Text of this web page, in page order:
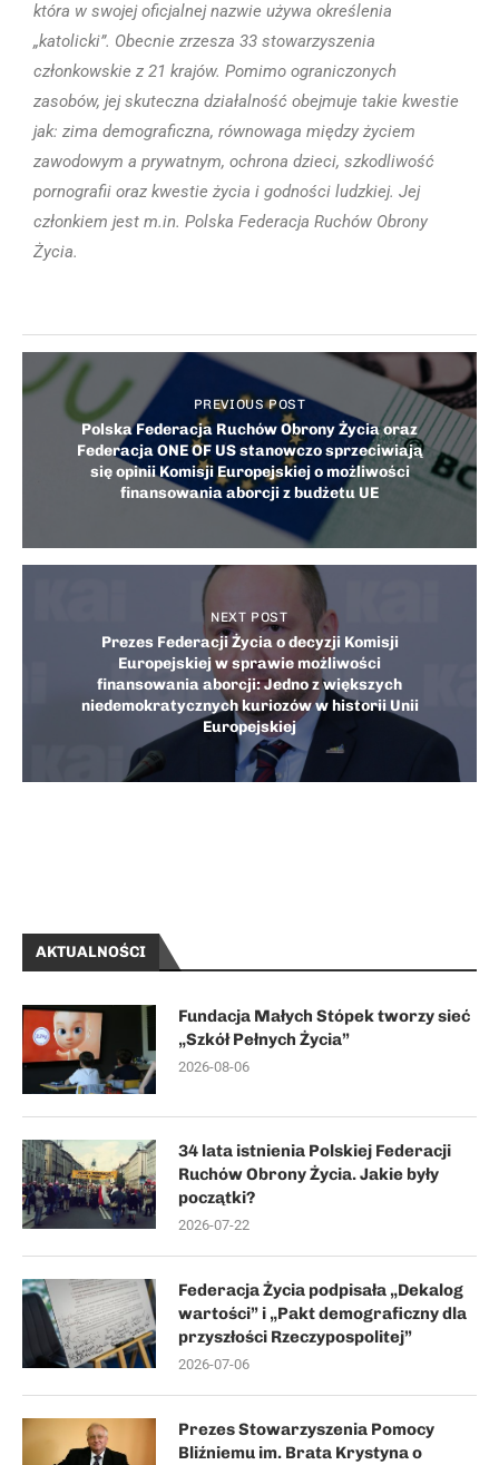
która w swojej oficjalnej nazwie używa określenia
„katolicki”. Obecnie zrzesza 33 stowarzyszenia
członkowskie z 21 krajów. Pomimo ograniczonych
zasobów, jej skuteczna działalność obejmuje takie kwestie
jak: zima demograficzna, równowaga między życiem
zawodowym a prywatnym, ochrona dzieci, szkodliwość
pornografii oraz kwestie życia i godności ludzkiej. Jej
członkiem jest m.in. Polska Federacja Ruchów Obrony
Życia.
PREVIOUS POST
Polska Federacja Ruchów Obrony Życia oraz
Federacja ONE OF US stanowczo sprzeciwiają
się opinii Komisji Europejskiej o możliwości
finansowania aborcji z budżetu UE
NEXT POST
Prezes Federacji Życia o decyzji Komisji
Europejskiej w sprawie możliwości
finansowania aborcji: Jedno z większych
niedemokratycznych kuriozów w historii Unii
Europejskiej
AKTUALNOŚCI
Fundacja Małych Stópek tworzy sieć
„Szkół Pełnych Życia”
2026-08-06
34 lata istnienia Polskiej Federacji
Ruchów Obrony Życia. Jakie były
początki?
2026-07-22
Federacja Życia podpisała „Dekalog
wartości” i „Pakt demograficzny dla
przyszłości Rzeczypospolitej”
2026-07-06
Prezes Stowarzyszenia Pomocy
Bliźniemu im. Brata Krystyna o